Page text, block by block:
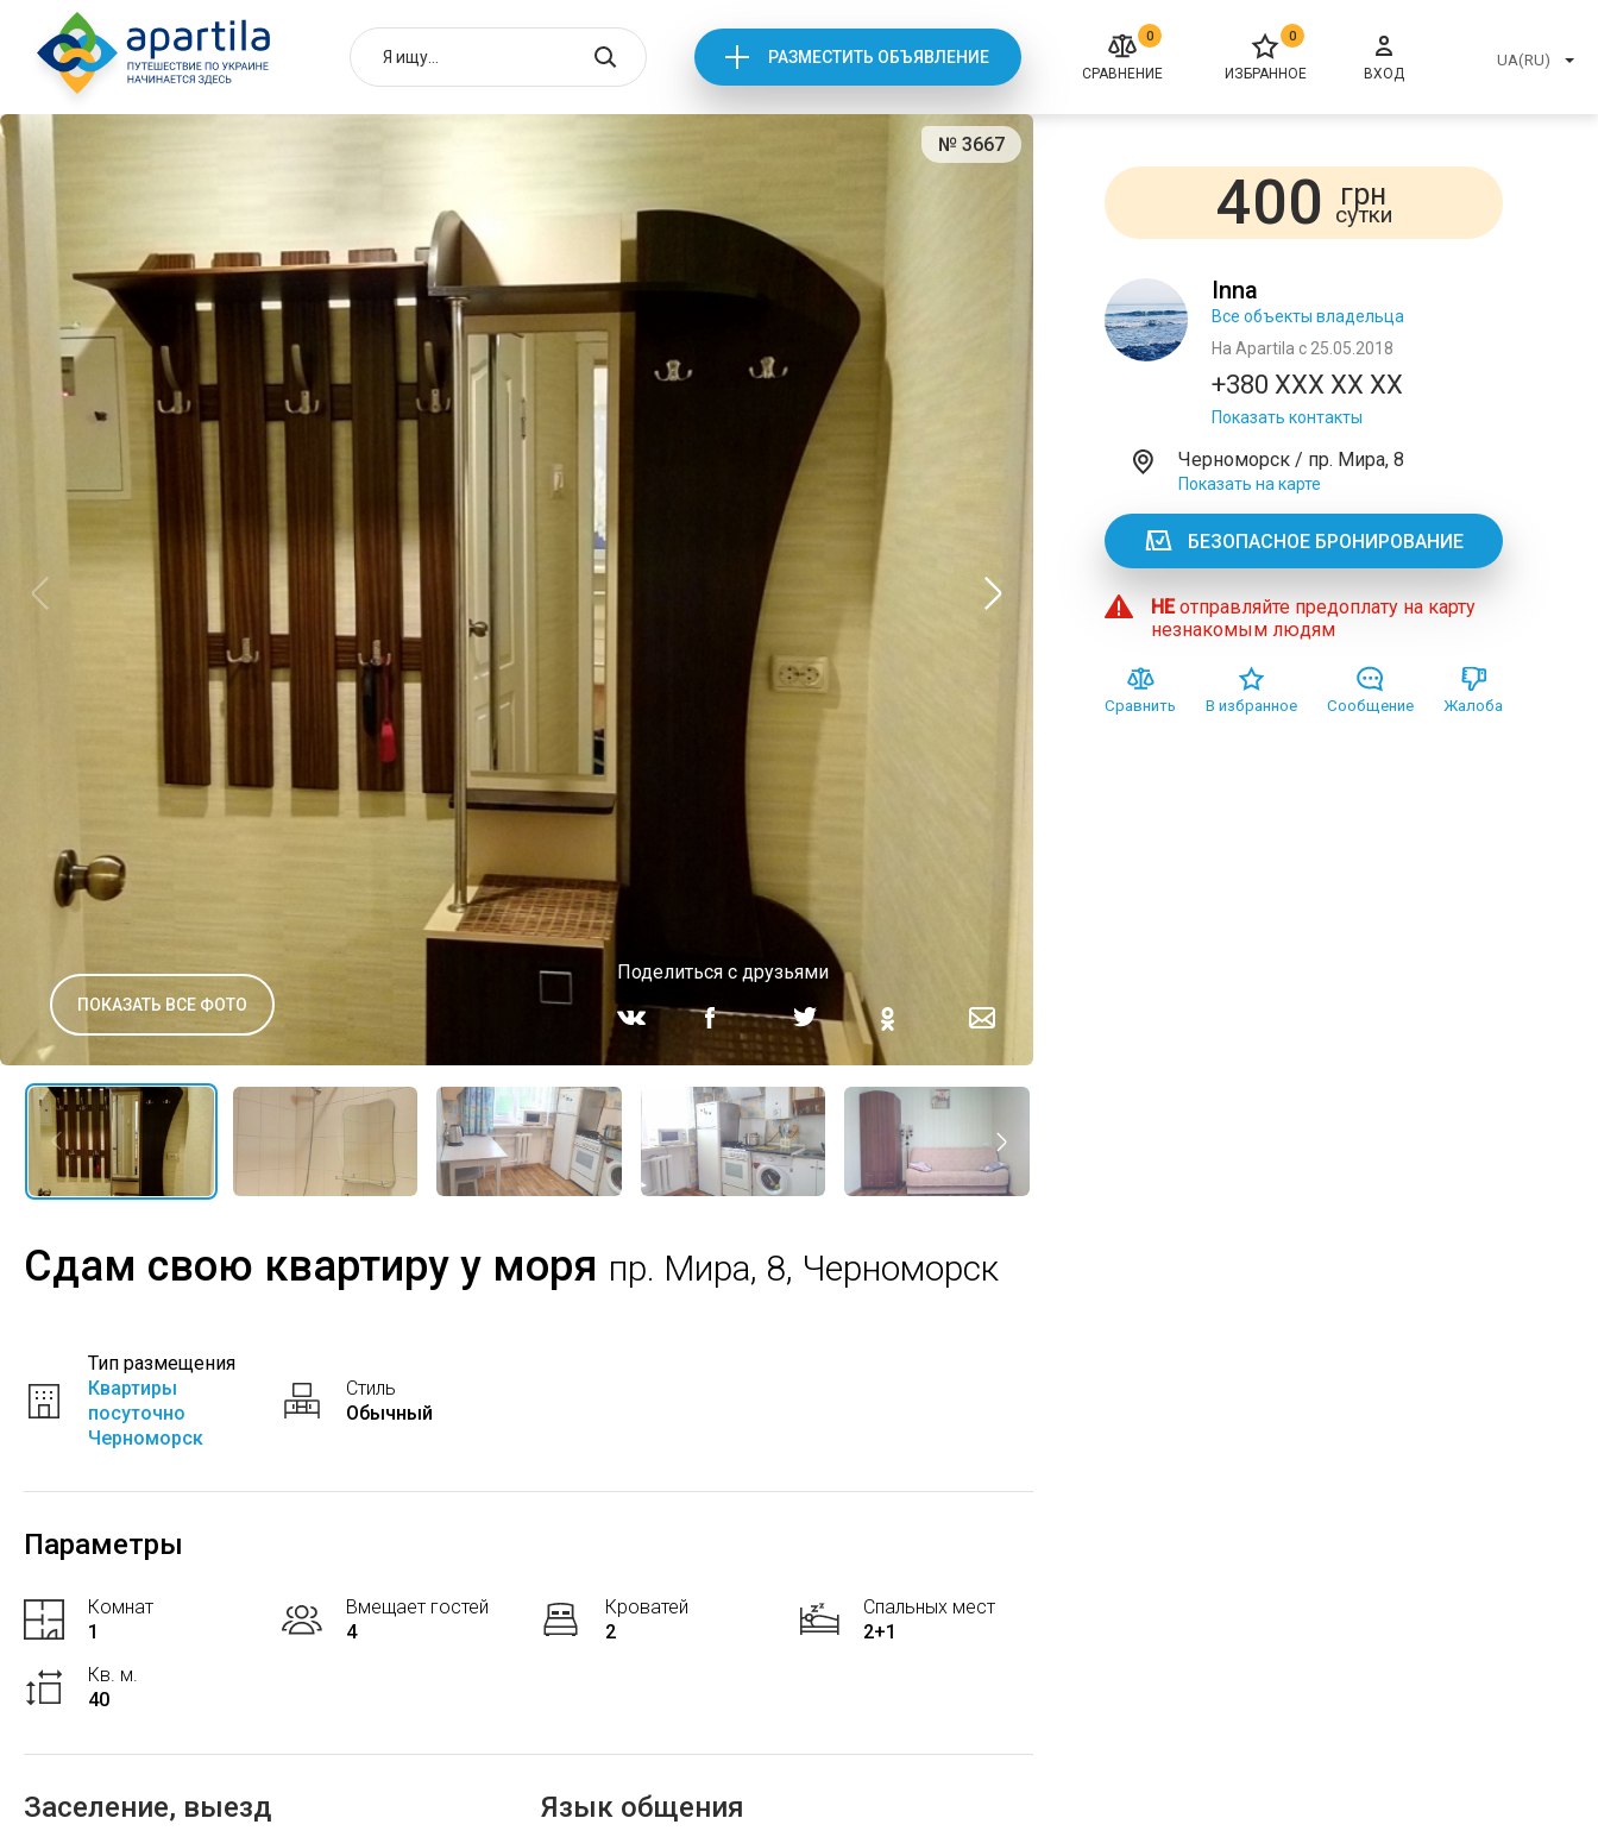
РАЗМЕСТИТЬ ОБЪЯВЛЕНИЕ
0
СРАВНЕНИЕ
0
ИЗБРАННОЕ ВХОД
UA(RU)
№ 3667
ПОКАЗАТЬ ВСЕ ФОТО
Поделиться с друзьями
Сдам свою квартиру у моря пр. Мира, 8, Черноморск
Тип размещения
Квартиры
посуточно
Черноморск
Стиль
Обычный
Параметры
Комнат
1
Вмещает гостей
4
Кроватей
2
Спальных мест
2+1
Кв. м.
40
Заселение, выезд Язык общения
400 грн
сутки
Inna
Все объекты владельца
На Apartila с 25.05.2018
+380 XXX XX XX
Показать контакты
Черноморск / пр. Мира, 8
Показать на карте
БЕЗОПАСНОЕ БРОНИРОВАНИЕ
НЕотправляйте предоплату на карту
незнакомым людям
Сравнить В избранное Сообщение Жалоба